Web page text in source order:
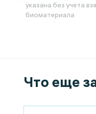
указана без учета
биоматериала
Что еще